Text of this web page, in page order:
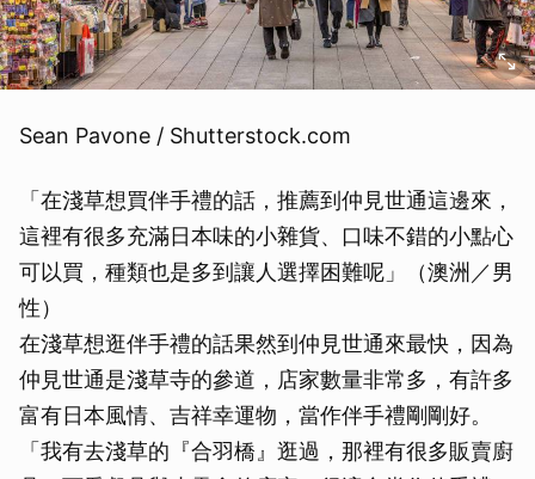
Sean Pavone / Shutterstock.com
「在淺草想買伴手禮的話，推薦到仲見世通這邊來，
這裡有很多充滿日本味的小雜貨、口味不錯的小點心
可以買，種類也是多到讓人選擇困難呢」（澳洲／男
性）
在淺草想逛伴手禮的話果然到仲見世通來最快，因為
仲見世通是淺草寺的參道，店家數量非常多，有許多
富有日本風情、吉祥幸運物，當作伴手禮剛剛好。
「我有去淺草的『合羽橋』逛過，那裡有很多販賣廚